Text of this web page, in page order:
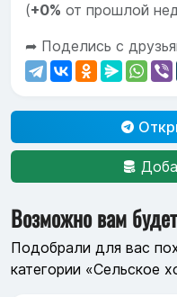
(+0% от прошлой
➦ Поделись с
Возможно вам
Подобрали для вас
категории «Сельское